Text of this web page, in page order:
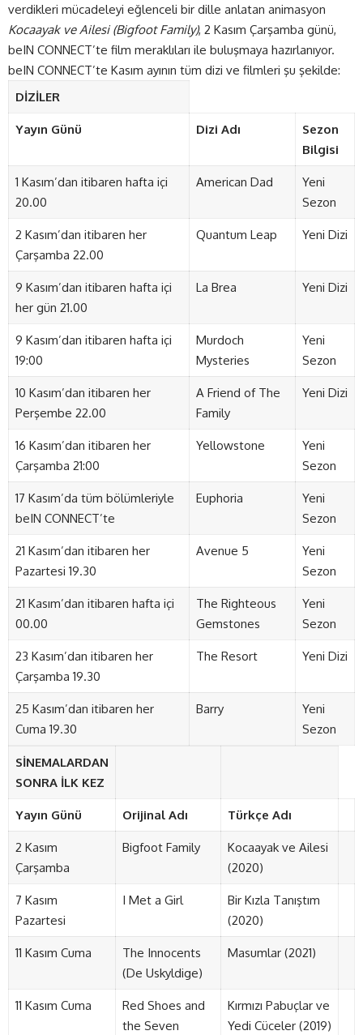
verdikleri mücadeleyi eğlenceli bir dille anlatan animasyon
Kocaayak ve Ailesi (Bigfoot Family), 2 Kasım Çarşamba günü,
beIN CONNECT’te film meraklıları ile buluşmaya hazırlanıyor.
beIN CONNECT’te Kasım ayının tüm dizi ve filmleri şu şekilde:
DİZİLER
Yayın Günü Dizi Adı
Sezon
Bilgisi
1 Kasım’dan itibaren hafta içi
20.00
American Dad
Yeni
Sezon
2 Kasım’dan itibaren her
Çarşamba 22.00
Quantum Leap Yeni Dizi
9 Kasım’dan itibaren hafta içi
her gün 21.00
La Brea Yeni Dizi
9 Kasım’dan itibaren hafta içi
19:00
Murdoch
Mysteries
Yeni
Sezon
10 Kasım’dan itibaren her
Perşembe 22.00
A Friend of The
Family
Yeni Dizi
16 Kasım’dan itibaren her
Çarşamba 21:00
Yellowstone
Yeni
Sezon
17 Kasım’da tüm bölümleriyle
beIN CONNECT’te
Euphoria
Yeni
Sezon
21 Kasım’dan itibaren her
Pazartesi 19.30
Avenue 5
Yeni
Sezon
21 Kasım’dan itibaren hafta içi
00.00
The Righteous
Gemstones
Yeni
Sezon
23 Kasım’dan itibaren her
Çarşamba 19.30
The Resort Yeni Dizi
25 Kasım’dan itibaren her
Cuma 19.30
Barry
Yeni
Sezon
SİNEMALARDAN
SONRA İLK KEZ
Yayın Günü Orijinal Adı Türkçe Adı
2 Kasım
Çarşamba
Bigfoot Family
Kocaayak ve Ailesi
(2020)
7 Kasım
Pazartesi
I Met a Girl
Bir Kızla Tanıştım
(2020)
11 Kasım Cuma
The Innocents
(De Uskyldige)
Masumlar (2021)
11 Kasım Cuma
Red Shoes and
the Seven
Kırmızı Pabuçlar ve
Yedi Cüceler (2019)